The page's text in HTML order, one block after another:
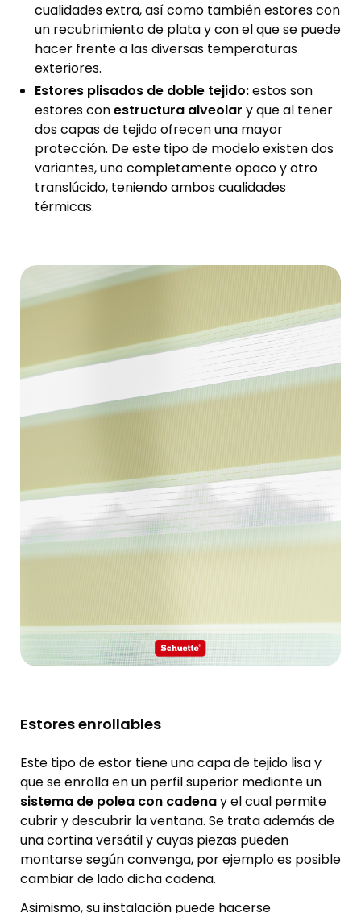
cualidades extra, así como también estores con
un recubrimiento de plata y con el que se puede
hacer frente a las diversas temperaturas
exteriores.
Estores plisados de doble tejido:estos son
estores conestructura alveolar y que al tener
dos capas de tejido ofrecen una mayor
protección. De este tipo de modelo existen dos
variantes, uno completamente opaco y otro
translúcido, teniendo ambos cualidades
térmicas.
Estores enrollables
Este tipo de estor tiene una capa de tejido lisa y
que se enrolla en un perfil superior mediante un
sistema de polea con cadenay el cual permite
cubrir y descubrir la ventana. Se trata además de
una cortina versátil y cuyas piezas pueden
montarse según convenga, por ejemplo es posible
cambiar de lado dicha cadena.
Asimismo, su instalación puede hacerse